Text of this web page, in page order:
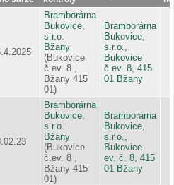
Bramborárna
Bukovice,
s.r.o.
Bžany
(Bukovice
č.ev. 8 ,
Bžany 415
01)
Bramborárna
Bukovice,
s.r.o.,
Bukovice
č.ev. 8, 415
01 Bžany
Bramborárna
Bukovice,
s.r.o.
Bžany
(Bukovice
č.ev. 8 ,
Bžany 415
01)
Bramborárna
Bukovice,
s.r.o.,
Bukovice
ev. č. 8, 415
01 Bžany